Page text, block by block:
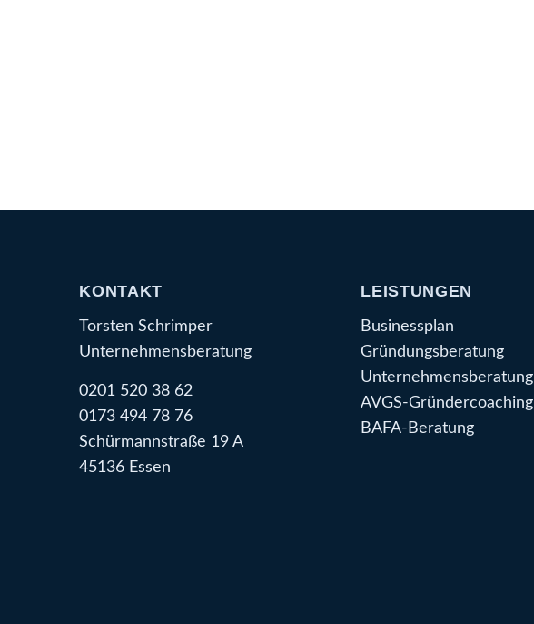
KONTAKT
Torsten Schrimper
Unternehmensberatung
0201 520 38 62
0173 494 78 76
Schürmannstraße 19 A
45136 Essen
LEISTUNGEN
Businessplan
Gründungsberatung
Unternehmensberatung
AVGS-Gründercoaching
BAFA-Beratung